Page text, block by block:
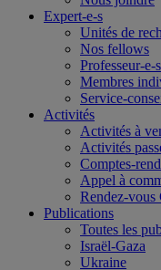
Expert-e-s
Unités de
Nos fellows
Professeur-e-
Membres
Service-
Activités
Activités à
Activités
Comptes-
Appel à
Rendez-
Publications
Toutes les
Israël-Gaza
Ukraine